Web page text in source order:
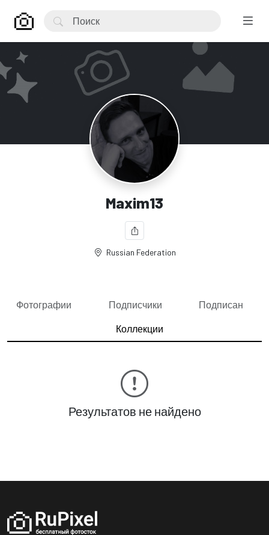
Maxim13
Russian Federation
Фотографии Подписчики Подписан
Коллекции
Результатов не найдено